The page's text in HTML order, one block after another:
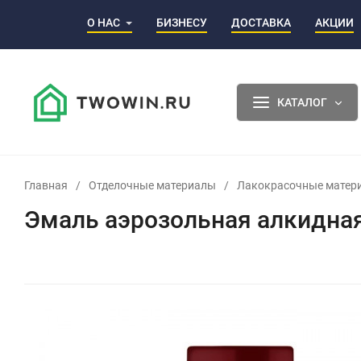
О НАС БИЗНЕСУ ДОСТАВКА АКЦИИ
КАТАЛОГ
Главная / Отделочные материалы / Лакокрасочные
Эмаль аэрозольная